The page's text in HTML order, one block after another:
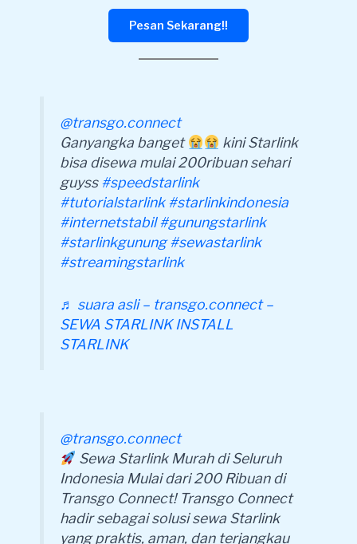
Pesan Sekarang!!
@transgo.connect
Ganyangka banget
kini Starlink
bisa disewa mulai 200ribuan sehari
guyss#speedstarlink
#tutorialstarlink #starlinkindonesia
#internetstabil #gunungstarlink
#starlinkgunung #sewastarlink
#streamingstarlink
♬ suara asli – transgo.connect –
SEWA STARLINK INSTALL
STARLINK
@transgo.connect
Sewa Starlink Murah di Seluruh
Indonesia Mulai dari 200 Ribuan di
Transgo Connect! Transgo Connect
hadir sebagai solusi sewa Starlink
yang praktis, aman, dan terjangkau